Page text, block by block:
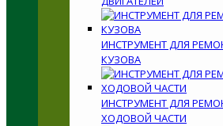
ИНСТРУМЕНТ ДЛЯ
КУЗОВА
ИНСТРУМЕНТ ДЛЯ
ХОДОВОЙ ЧАСТИ